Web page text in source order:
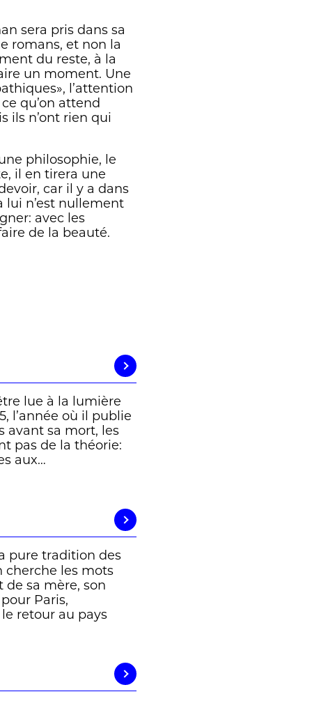
sera pris dans sa
romans, et non la
du reste, à la
un moment. Une
l’attention
qu’on attend
ils n’ont rien qui
philosophie, le
il en tirera une
car il y a dans
lui n’est nullement
avec les
de la beauté.
lue à la lumière
l’année où il publie
avant sa mort, les
pas de la théorie:
aux…
pure tradition des
cherche les mots
sa mère, son
Paris,
le retour au pays